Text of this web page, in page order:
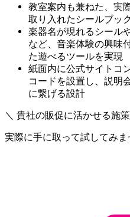
教室案内も兼ねた、実
取り入れたシールブッ
楽器名が現れるシール
など、音楽体験の興味
た遊べるツールを実現
紙面内に公式サイトコ
コードを設置し、説明
に繋げる設計
＼ 貴社の販促に活かせる施
実際に手に取って試してみま